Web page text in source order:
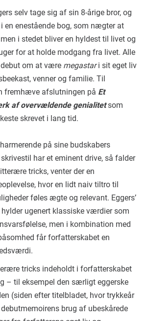
selv tage sig af sin 8-årige bror, og
en enestående bog, som nægter at
i stedet bliver en hyldest til livet og
for at holde modgang fra livet. Alle
om at være megastari sit eget liv
venner og familie. Til
fremhæve afslutningen på Et
af overvældende genialitet som
skrevet i lang tid.
på sine budskabers
har et eminent drive, så falder
tricks, venter der en
hvor en lidt naiv tiltro til
føles ægte og relevant. Eggers’
ugenert klassiske værdier som
men i kombination med
får forfatterskabet en
tricks indeholdt i forfatterskabet
– til eksempel den særligt eggerske
(siden efter titelbladet, hvor trykkeår
brug af ubeskårede